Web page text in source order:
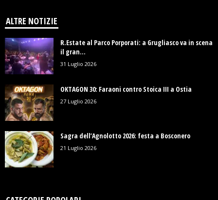
ALTRE NOTIZIE
R.Estate al Parco Porporati: a Grugliasco va in scena
il gran...
31 Luglio 2026
OKTAGON 30: Faraoni contro Stoica III a Ostia
27 Luglio 2026
Sagra dell’Agnolotto 2026: festa a Bosconero
21 Luglio 2026